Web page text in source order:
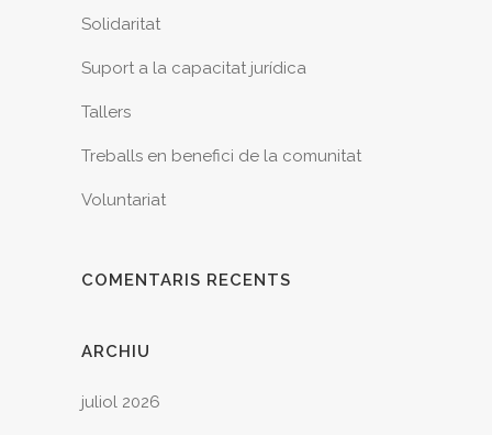
Solidaritat
Suport a la capacitat jurídica
Tallers
Treballs en benefici de la comunitat
Voluntariat
COMENTARIS RECENTS
ARCHIU
juliol 2026